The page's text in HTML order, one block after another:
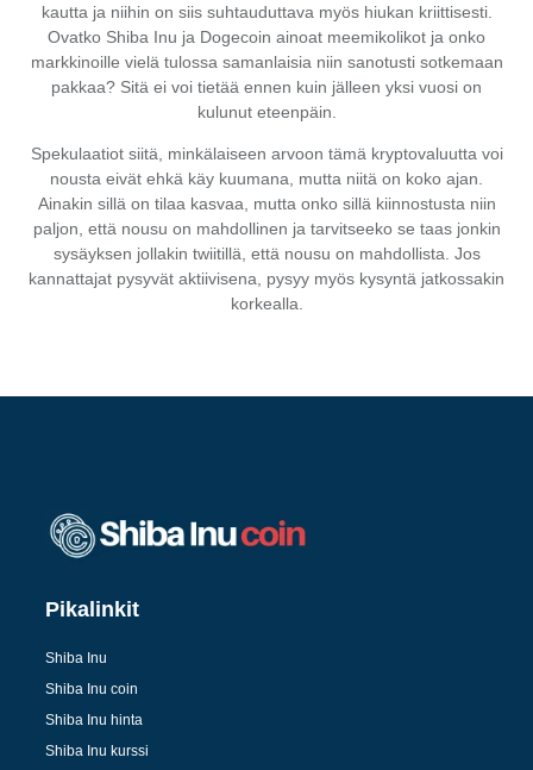
kautta ja niihin on siis suhtauduttava myös hiukan kriittisesti.
Ovatko Shiba Inu ja Dogecoin ainoat meemikolikot ja onko
markkinoille vielä tulossa samanlaisia niin sanotusti sotkemaan
pakkaa? Sitä ei voi tietää ennen kuin jälleen yksi vuosi on
kulunut eteenpäin.
Spekulaatiot siitä, minkälaiseen arvoon tämä kryptovaluutta voi
nousta eivät ehkä käy kuumana, mutta niitä on koko ajan.
Ainakin sillä on tilaa kasvaa, mutta onko sillä kiinnostusta niin
paljon, että nousu on mahdollinen ja tarvitseeko se taas jonkin
sysäyksen jollakin twiitillä, että nousu on mahdollista. Jos
kannattajat pysyvät aktiivisena, pysyy myös kysyntä jatkossakin
korkealla.
Pikalinkit
Shiba Inu
Shiba Inu coin
Shiba Inu hinta
Shiba Inu kurssi